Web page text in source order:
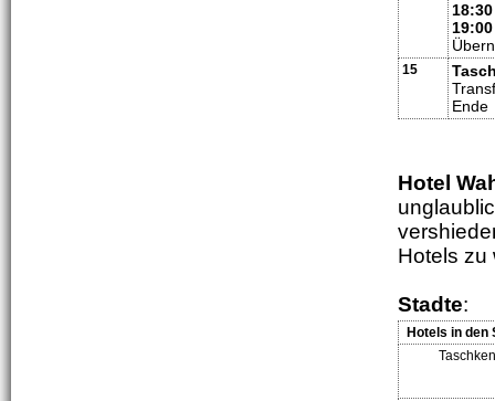
18:30
15
Ende
Hotel
Hotels zu
Stadte:
Hotels in den